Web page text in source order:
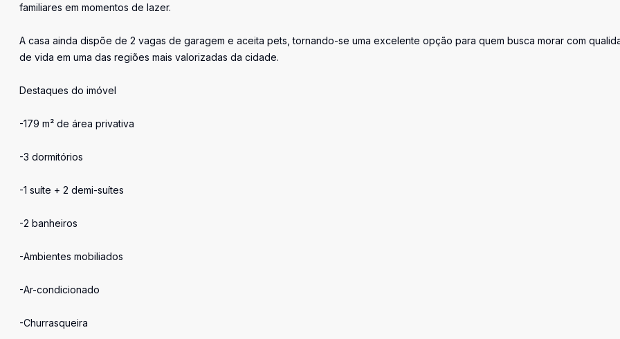
familiares em momentos de lazer.
A casa ainda dispõe de 2 vagas de garagem e aceita pets, tornando-se uma excelente opção para quem busca morar com
de vida em uma das regiões mais valorizadas da cidade.
Destaques do imóvel
-179 m² de área privativa
-3 dormitórios
-1 suíte + 2 demi-suítes
-2 banheiros
-Ambientes mobiliados
-Ar-condicionado
-Churrasqueira